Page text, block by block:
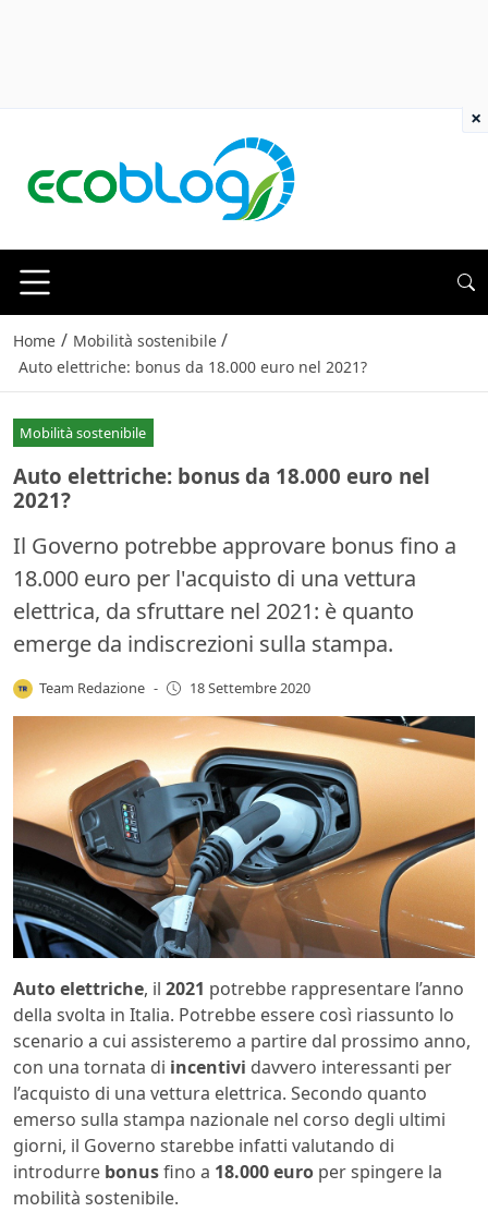
Home / Mobilità sostenibile /
Auto elettriche: bonus da 18.000 euro nel 2021?
Mobilità sostenibile
Auto elettriche: bonus da 18.000 euro nel
2021?
Il Governo potrebbe approvare bonus fino a
18.000 euro per l'acquisto di una vettura
elettrica, da sfruttare nel 2021: è quanto
emerge da indiscrezioni sulla stampa.
Team Redazione - 18 Settembre 2020
Auto elettriche, il 2021 potrebbe rappresentare l’anno
della svolta in Italia. Potrebbe essere così riassunto lo
scenario a cui assisteremo a partire dal prossimo anno,
con una tornata di incentivi davvero interessanti per
l’acquisto di una vettura elettrica. Secondo quanto
emerso sulla stampa nazionale nel corso degli ultimi
giorni, il Governo starebbe infatti valutando di
introdurre bonusfino a 18.000 euro per spingere la
mobilità sostenibile.
×